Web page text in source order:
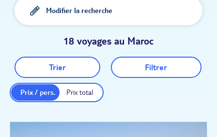
Modifier la recherche
18 voyages au Maroc
Trier Filtrer
Prix total
Prix / pers.